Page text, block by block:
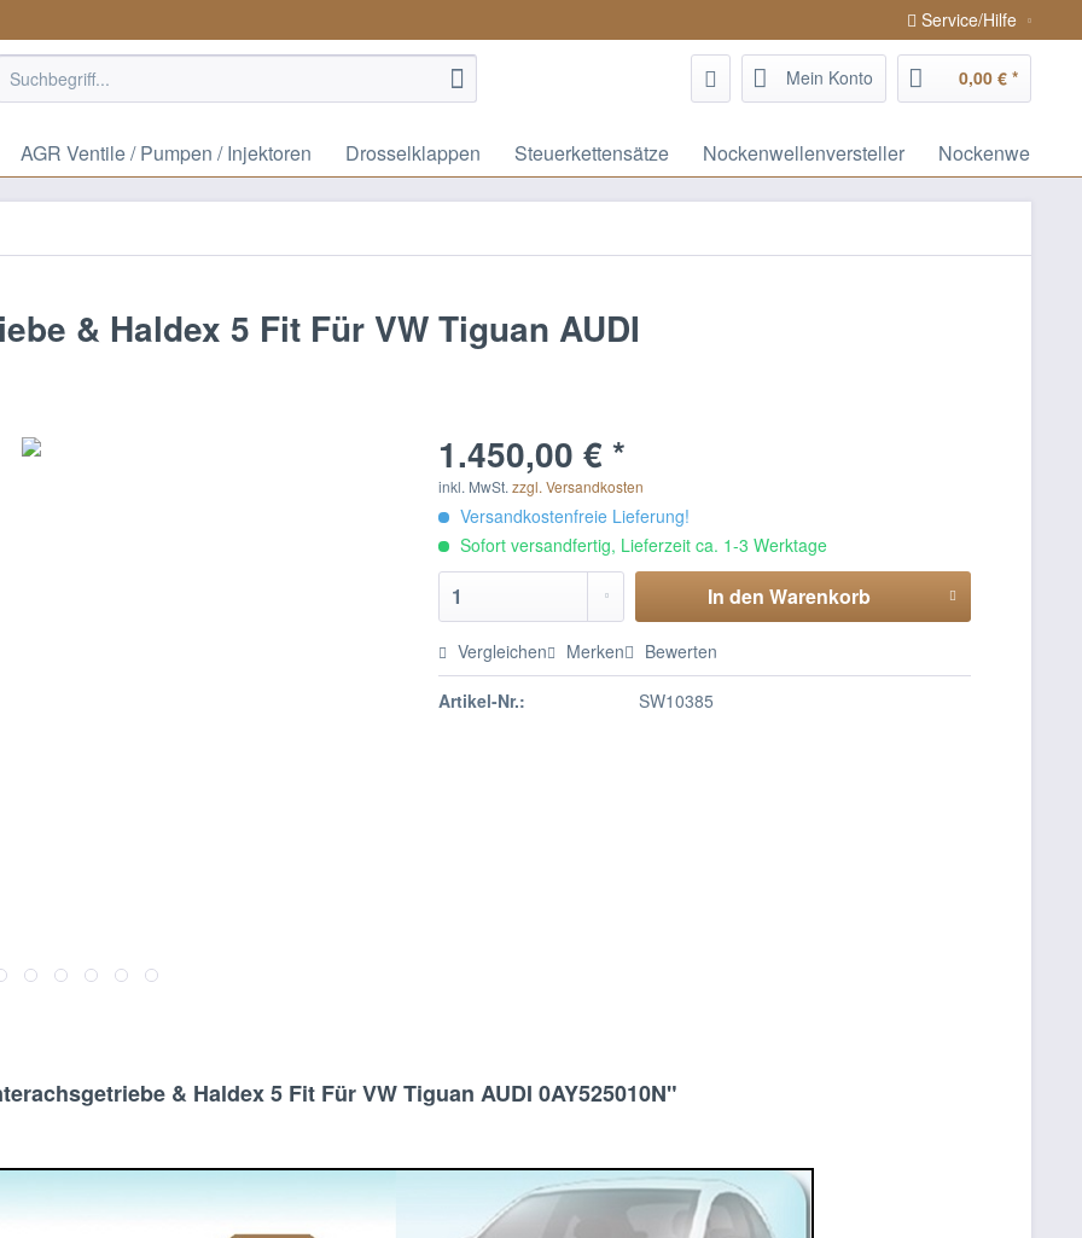
Service/Hilfe
Mein Konto 0,00 € *
AGR Ventile / Pumpen / Injektoren Drosselklappen Steuerkettensätze Nockenwellenversteller Nockenwellen /
& Haldex 5 Fit Für VW Tiguan AUDI
1.450,00 € *
inkl. MwSt.zzgl. Versandkosten
Versandkostenfreie Lieferung!
Sofort versandfertig, Lieferzeit ca. 1-3 Werktage
In den Warenkorb
Vergleichen Merken Bewerten
Artikel-Nr.: SW10385
& Haldex 5 Fit Für VW Tiguan AUDI 0AY525010N"